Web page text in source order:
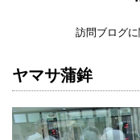
訪問ブログに
ヤマサ蒲鉾